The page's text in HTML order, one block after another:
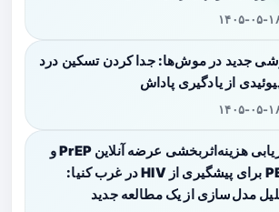
۰۵-۱۸
جدید در موش‌ها: جدا کردن تسکین درد
از یادگیری پاداش
۰۵-۱۸
ارزیابی هزینه‌اثربخشی عرضه آنلاین PrEP و
PEP برای پیشگیری از HIV در غرب کنیا:
مدل‌سازی از یک مطالعه جدید